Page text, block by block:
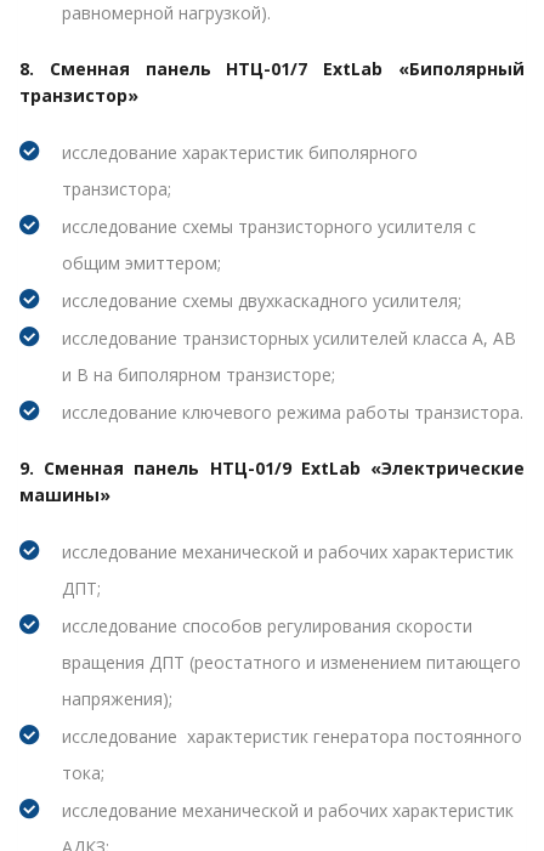
равномерной нагрузкой).
8. Сменная панель НТЦ-01/7 ExtLab «Биполярный
транзистор»
исследование характеристик биполярного
транзистора;
исследование схемы транзисторного усилителя с
общим эмиттером;
исследование схемы двухкаскадного усилителя;
исследование транзисторных усилителей класса А, АВ
и В на биполярном транзисторе;
исследование ключевого режима работы транзистора.
9. Сменная панель НТЦ-01/9 ExtLab «Электрические
машины»
исследование механической и рабочих характеристик
ДПТ;
исследование способов регулирования скорости
вращения ДПТ (реостатного и изменением питающего
напряжения);
исследование характеристик генератора постоянного
тока;
исследование механической и рабочих характеристик